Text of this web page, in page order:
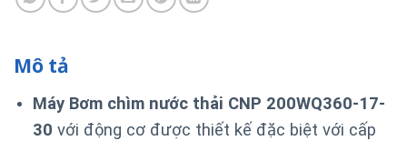
Mô tả
Máy Bơm chìm nước thải CNP 200WQ360-17-
30 với động cơ được thiết kế đặc biệt với cấp